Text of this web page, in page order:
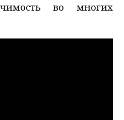
во многих